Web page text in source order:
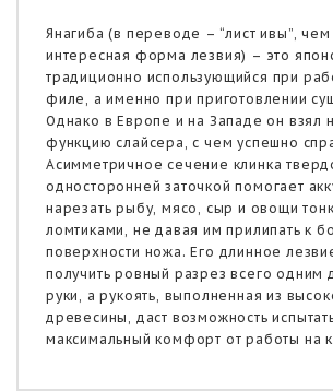
Янагиба (в переводе – “лист ивы”, чем
интересная форма лезвия) – это
традиционно использующийся при
филе, а именно при приготовлении
Однако в Европе и на Западе он взял
функцию слайсера, с чем успешно
Асимметричное сечение клинка
односторонней заточкой помогает
нарезать рыбу, мясо, сыр и овощи
ломтиками, не давая им прилипать к
поверхности ножа. Его длинное
получить ровный разрез всего одним
руки, а рукоять, выполненная из
древесины, даст возможность
максимальный комфорт от работы на